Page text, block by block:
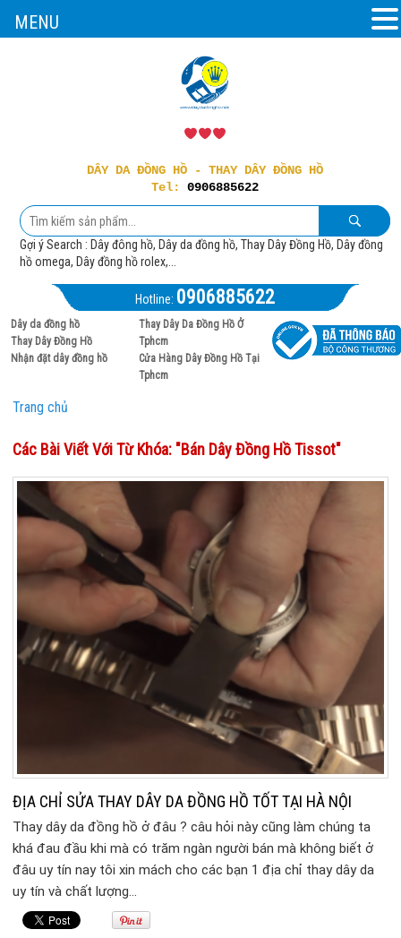
DÂY DA ĐỒNG HỒ - THAY DÂY ĐỒNG HỒ
Tel: 0906885622
Gợi ý Search : Dây đông hồ, Dây da đồng hồ, Thay Dây Đồng Hồ, Dây đồng
hồ omega, Dây đồng hồ rolex,...
Hotline: 0906885622
Dây da đồng hồ
Thay Dây Đồng Hồ
Nhận đặt dây đồng hồ
Thay Dây Da Đồng Hồ Ở
Tphcm
Cửa Hàng Dây Đồng Hồ Tại
Tphcm
Trang chủ
Các Bài Viết Với Từ Khóa: "bán Dây Đồng Hồ Tissot"
ĐỊA CHỈ SỬA THAY DÂY DA ĐỒNG HỒ TỐT TẠI HÀ NỘI
Thay dây da đồng hồ ở đâu ? câu hỏi này cũng làm chúng ta
khá đau đầu khi mà có trăm ngàn người bán mà không biết ở
đâu uy tín nay tôi xin mách cho các bạn 1 địa chỉ thay dây da
uy tín và chất lượng…
MENU